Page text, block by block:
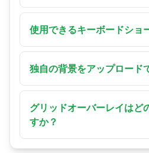
はい！希望の解像度を選択
ズを入力し、「ダウンロー
使用できるキーボードショ
「F」フルスクリーン、矢
「R」リセット、「D」ダウ
独自の背景をアップロード
はい！「独自の背景をアッ
てください。対応形式：JPG
グリッドオーバーレイはど
すか？